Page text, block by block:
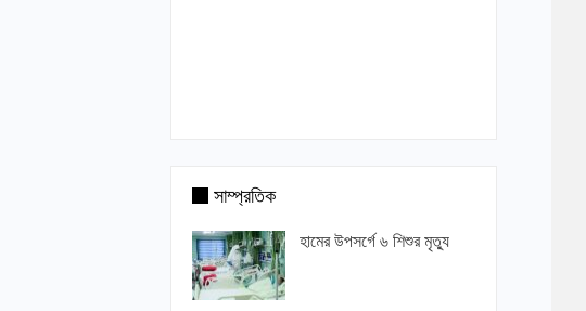
সাম্প্রতিক
হামের উপসর্গে ৬ শিশুর মৃত্যু